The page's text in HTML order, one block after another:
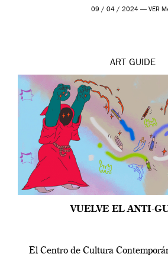
por […]
09 / 04 / 2024 — VER
ART GUIDE
VUELVE EL ANTI-
El Centro de Cultura